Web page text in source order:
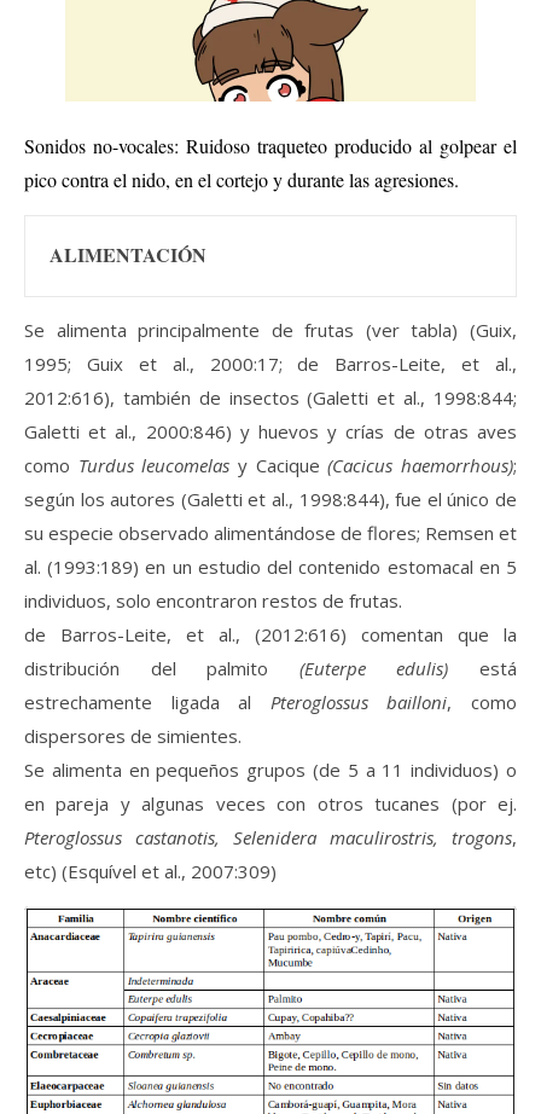
Sonidos no-vocales: Ruidoso traqueteo producido al golpear el
pico contra el nido, en el cortejo y durante las agresiones.
ALIMENTACIÓN
Se alimenta principalmente de frutas (ver tabla) (Guix,
1995; Guix et al., 2000:17; de Barros-Leite, et al.,
2012:616), también de insectos (Galetti et al., 1998:844;
Galetti et al., 2000:846) y huevos y crías de otras aves
como Turdus leucomelas y Cacique (Cacicus haemorrhous);
según los autores (Galetti et al., 1998:844), fue el único de
su especie observado alimentándose de flores; Remsen et
al. (1993:189) en un estudio del contenido estomacal en 5
individuos, solo encontraron restos de frutas.
de Barros-Leite, et al., (2012:616) comentan que la
distribución del palmito (Euterpe edulis) está
estrechamente ligada al Pteroglossus bailloni, como
dispersores de simientes.
Se alimenta en pequeños grupos (de 5 a 11 individuos) o
en pareja y algunas veces con otros tucanes (por ej.
Pteroglossus castanotis, Selenidera maculirostris, trogons,
etc) (Esquível et al., 2007:309)